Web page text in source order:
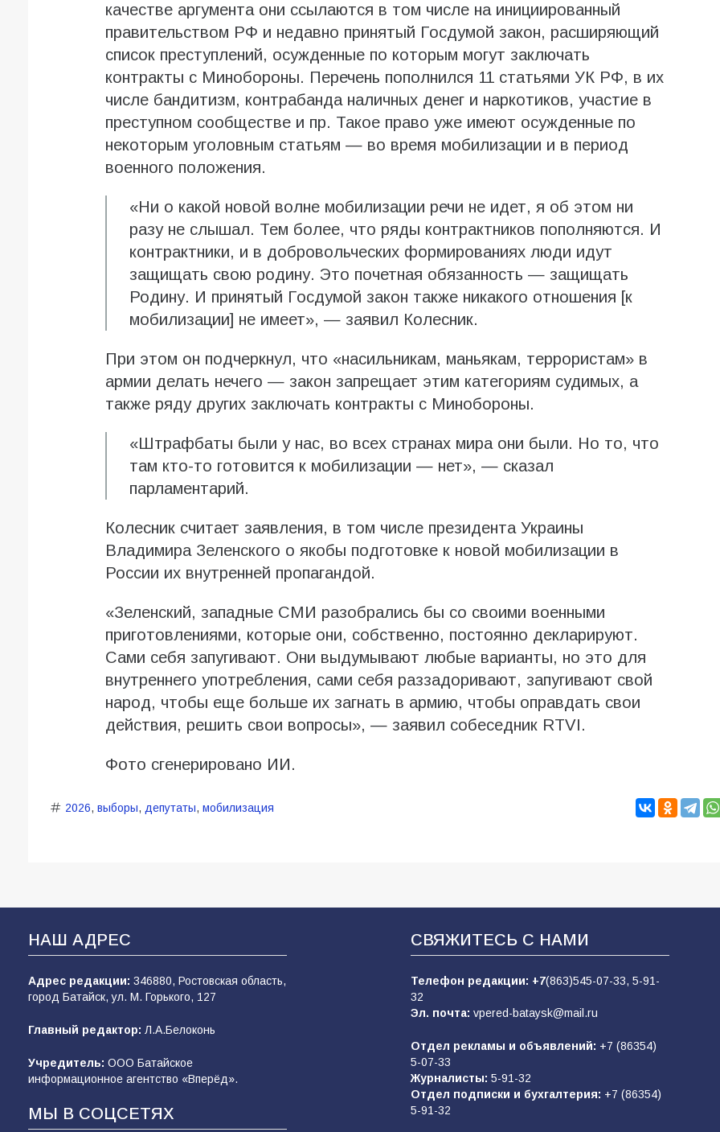
качестве аргумента они ссылаются в том числе на инициированный
правительством РФ и недавно принятый Госдумой закон, расширяющий
список преступлений, осужденные по которым могут заключать
контракты с Минобороны. Перечень пополнился 11 статьями УК РФ, в их
числе бандитизм, контрабанда наличных денег и наркотиков, участие в
преступном сообществе и пр. Такое право уже имеют осужденные по
некоторым уголовным статьям — во время мобилизации и в период
военного положения.
«Ни о какой новой волне мобилизации речи не идет, я об этом ни
разу не слышал. Тем более, что ряды контрактников пополняются. И
контрактники, и в добровольческих формированиях люди идут
защищать свою родину. Это почетная обязанность — защищать
Родину. И принятый Госдумой закон также никакого отношения [к
мобилизации] не имеет», — заявил Колесник.
При этом он подчеркнул, что «насильникам, маньякам, террористам» в
армии делать нечего — закон запрещает этим категориям судимых, а
также ряду других заключать контракты с Минобороны.
«Штрафбаты были у нас, во всех странах мира они были. Но то, что
там кто-то готовится к мобилизации — нет», — сказал
парламентарий.
Колесник считает заявления, в том числе президента Украины
Владимира Зеленского о якобы подготовке к новой мобилизации в
России их внутренней пропагандой.
«Зеленский, западные СМИ разобрались бы со своими военными
приготовлениями, которые они, собственно, постоянно декларируют.
Сами себя запугивают. Они выдумывают любые варианты, но это для
внутреннего употребления, сами себя раззадоривают, запугивают свой
народ, чтобы еще больше их загнать в армию, чтобы оправдать свои
действия, решить свои вопросы», — заявил собеседник RTVI.
Фото сгенерировано ИИ.
2026, выборы, депутаты, мобилизация
НАШ АДРЕС
Адрес редакции: 346880, Ростовская область,
город Батайск, ул. М. Горького, 127
Главный редактор: Л.А.Белоконь
Учредитель: ООО Батайское
информационное агентство «Вперёд».
МЫ В СОЦСЕТЯХ
СВЯЖИТЕСЬ С НАМИ
Телефон редакции: +7(863)545-07-33, 5-91-
32
Эл. почта: vpered-bataysk@mail.ru
Отдел рекламы и объявлений: +7 (86354)
5-07-33
Журналисты: 5-91-32
Отдел подписки и бухгалтерия: +7 (86354)
5-91-32